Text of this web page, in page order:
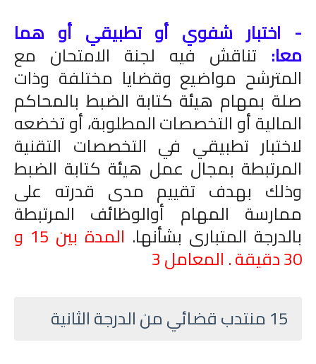
- اختبار شفوي أو تطبيقي أو هما
معا: تناقش فيه لجنة الامتحان مع
المترشح مواضيع وقضايا مختلفة وذات
صلة بمهام هيئة كتابة الضبط بالمحاكم
المالية أو التخصصات المطلوبة، أو تخضعه
لاختبار تطبيقي في التخصصات التقنية
المرتبطة بمجال عمل هيئة كتابة الضبط
وذلك بهدف تقييم مدى قدرته على
ممارسة المهام أوالوظائف المرتبطة
بالدرجة المتبارى بشأنها. المدة بين 15 و
30 دقيقة . المعامل 3
15 منتدب قضائي من الدرجة الثانية